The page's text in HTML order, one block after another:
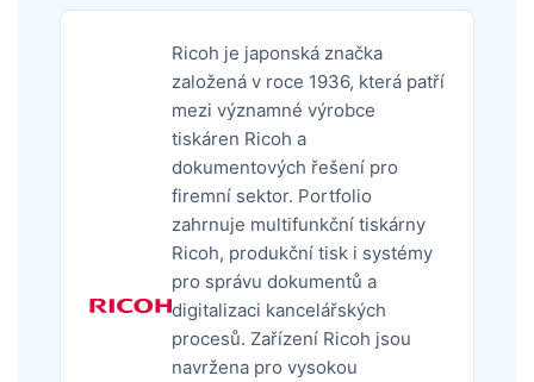
Ricoh je japonská značka
založená v roce 1936, která patří
mezi významné výrobce
tiskáren Ricoh a
dokumentových řešení pro
firemní sektor. Portfolio
zahrnuje multifunkční tiskárny
Ricoh, produkční tisk i systémy
pro správu dokumentů a
digitalizaci kancelářských
procesů. Zařízení Ricoh jsou
navržena pro vysokou